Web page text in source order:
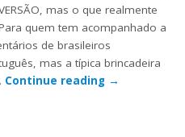
mas o que realmente
quem tem acompanhado a
de brasileiros
mas a típica brincadeira
Continue reading →